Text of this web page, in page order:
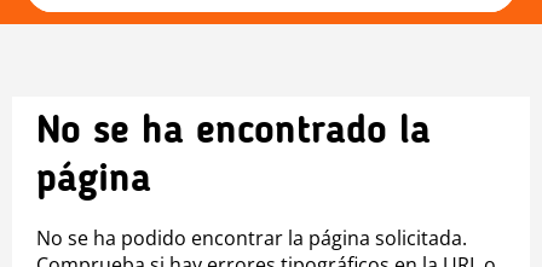
No se ha encontrado la
página
No se ha podido encontrar la página solicitada.